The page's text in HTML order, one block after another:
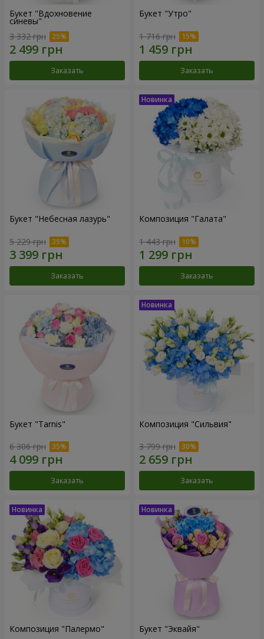
Букет "Вдохновение
синевы"
3 332 грн
Заказать
Букет "Утро"
1 716 грн
Заказать
Букет "Небесная лазурь"
5 229 грн
Заказать
Композиция "Галата"
1 443 грн
Заказать
Букет "Tarnis"
6 306 грн
Заказать
Композиция "Сильвия"
3 799 грн
Заказать
Композиция "Палермо" Букет "Эквайя"